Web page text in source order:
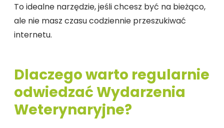
To idealne narzędzie, jeśli chcesz być na bieżąco,
ale nie masz czasu codziennie przeszukiwać
internetu.
Dlaczego warto regularnie
odwiedzać Wydarzenia
Weterynaryjne?